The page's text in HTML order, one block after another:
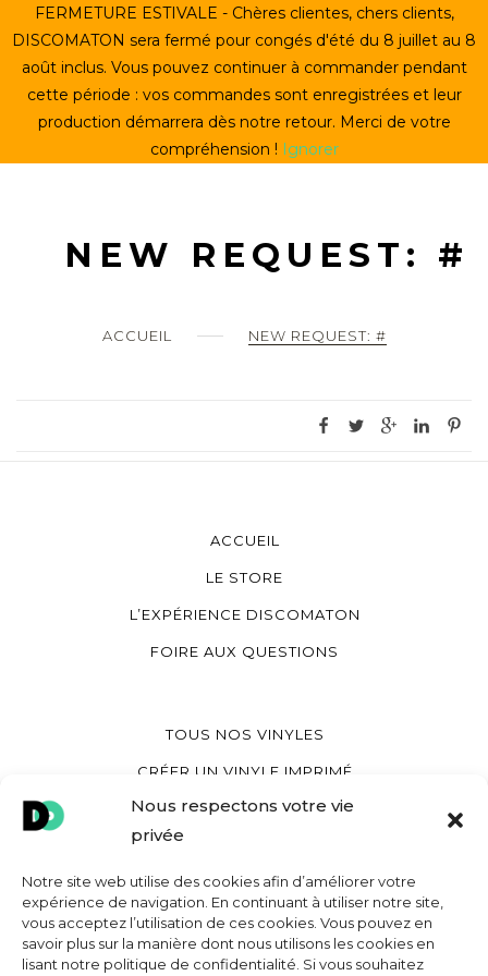
Nous respectons votre vie
privée
Notre site web utilise des cookies afin d’améliorer votre
expérience de navigation. En continuant à utiliser notre site,
vous acceptez l’utilisation de ces cookies. Vous pouvez en
savoir plus sur la manière dont nous utilisons les cookies en
lisant notre politique de confidentialité. Si vous souhaitez
to
content
ACCUEIL
CRÉER UN VINYLE
LE STORE
ACCUEIL NEW REQUEST: #
NEW REQUEST: #
ACCUEIL
LE STORE
L’EXPÉRIENCE DISCOMATON
FOIRE AUX QUESTIONS
TOUS NOS VINYLES
CRÉER UN VINYLE IMPRIMÉ
CRÉER UN VINYLE COEUR
CRÉER UNE POCHETTE VINYLE
MON COMPTE
CONTACT
FERMETURE ESTIVALE - Chères clientes, chers clients,
DISCOMATON sera fermé pour congés d'été du 8 juillet au 8
août inclus. Vous pouvez continuer à commander pendant
cette période : vos commandes sont enregistrées et leur
production démarrera dès notre retour. Merci de votre
compréhension ! Ignorer